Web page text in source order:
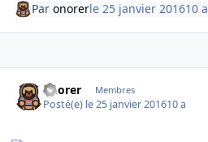
Paronorerle 25 janvier 201610 a
onorer Membres
Posté(e) le 25 janvier 201610 a